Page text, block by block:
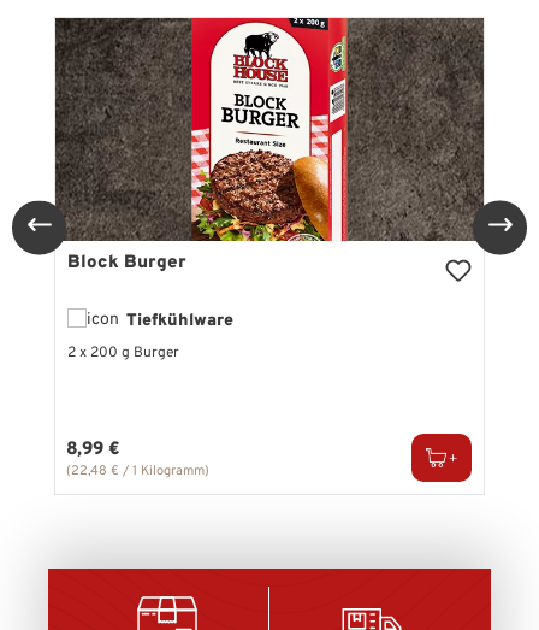
Block Burger
Tiefkühlware
2 x 200 g Burger
Regulärer Preis:
8,99 €
(22,48 € / 1 Kilogramm)